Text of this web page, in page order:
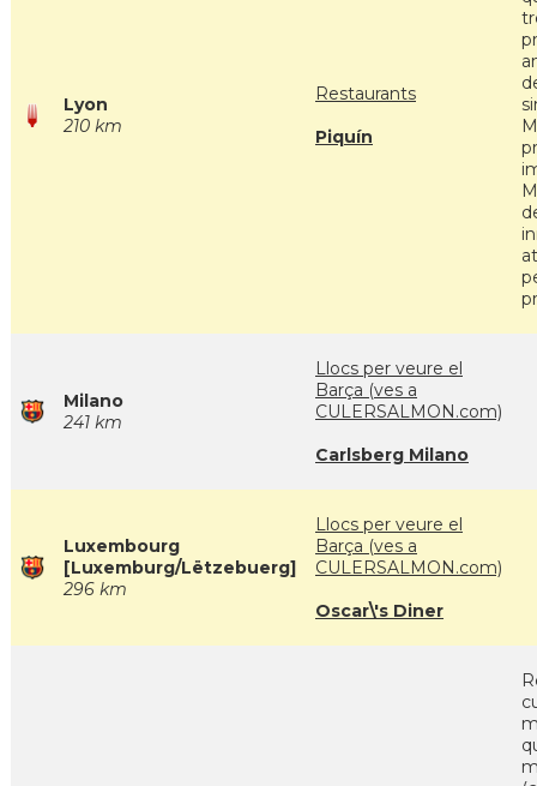
Lyon
210 km
Restaurants
Piquín
Milano
241 km
Llocs per veure el
Barça (ves a
CULERSALMON.com)
Carlsberg Milano
Luxembourg
[Luxemburg/Lëtzebuerg]
296 km
Llocs per veure el
Barça (ves a
CULERSALMON.com)
Oscar\'s Diner